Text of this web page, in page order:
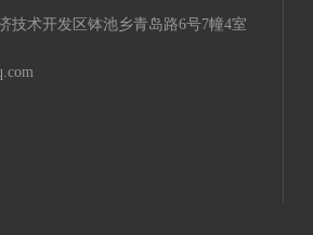
技术开发区钵池乡青岛路6号7幢4室